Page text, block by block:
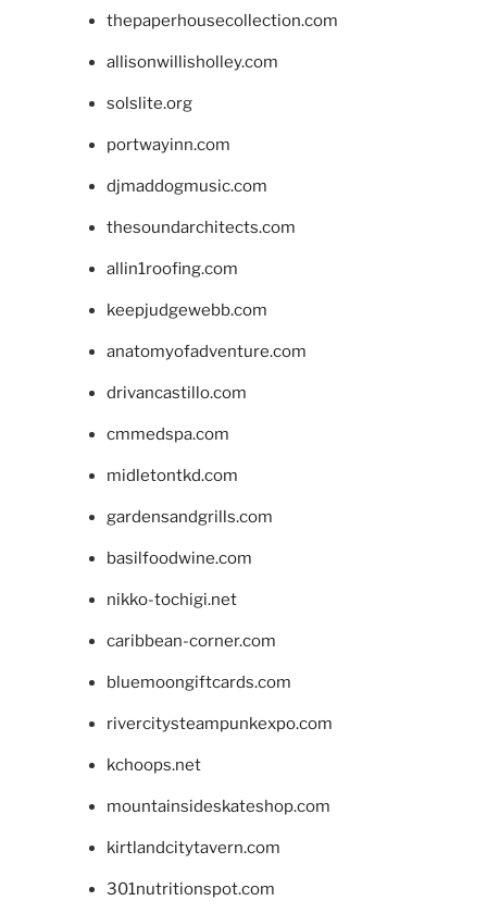
thepaperhousecollection.com
allisonwillisholley.com
solslite.org
portwayinn.com
djmaddogmusic.com
thesoundarchitects.com
allin1roofing.com
keepjudgewebb.com
anatomyofadventure.com
drivancastillo.com
cmmedspa.com
midletontkd.com
gardensandgrills.com
basilfoodwine.com
nikko-tochigi.net
caribbean-corner.com
bluemoongiftcards.com
rivercitysteampunkexpo.com
kchoops.net
mountainsideskateshop.com
kirtlandcitytavern.com
301nutritionspot.com